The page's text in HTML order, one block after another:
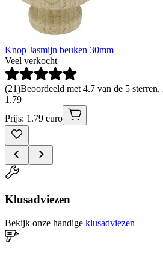
Knop Jasmijn beuken 30mm
Veel verkocht
(21)Beoordeeld met 4.7 van de 5
1 .79
Prijs: 1.79 euro
Klusadviezen
Bekijk onze handige klusadviezen